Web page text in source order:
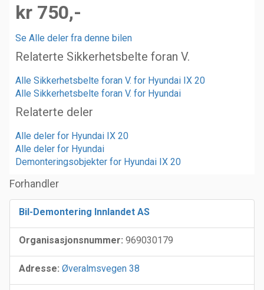
kr 750,-
Se Alle deler fra denne bilen
Relaterte Sikkerhetsbelte foran V.
Alle Sikkerhetsbelte foran V. for Hyundai IX 20
Alle Sikkerhetsbelte foran V. for Hyundai
Relaterte deler
Alle deler for Hyundai IX 20
Alle deler for Hyundai
Demonteringsobjekter for Hyundai IX 20
Forhandler
Bil-Demontering Innlandet AS
Organisasjonsnummer: 969030179
Adresse: Øveralmsvegen 38